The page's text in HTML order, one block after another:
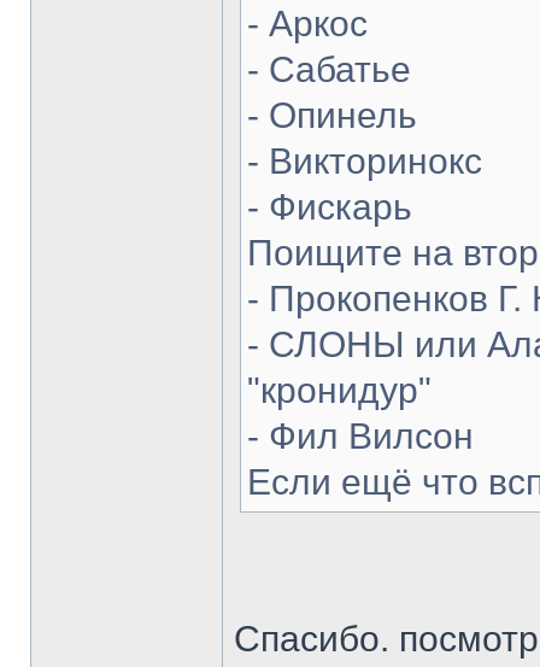
- Аркос
- Сабатье
- Опинель
- Викторинокс
- Фискарь
Поищите на
- Прокопенков Г.
- СЛОНЫ или
"кронидур"
- Фил Вилсон
Если ещё что
Спасибо.